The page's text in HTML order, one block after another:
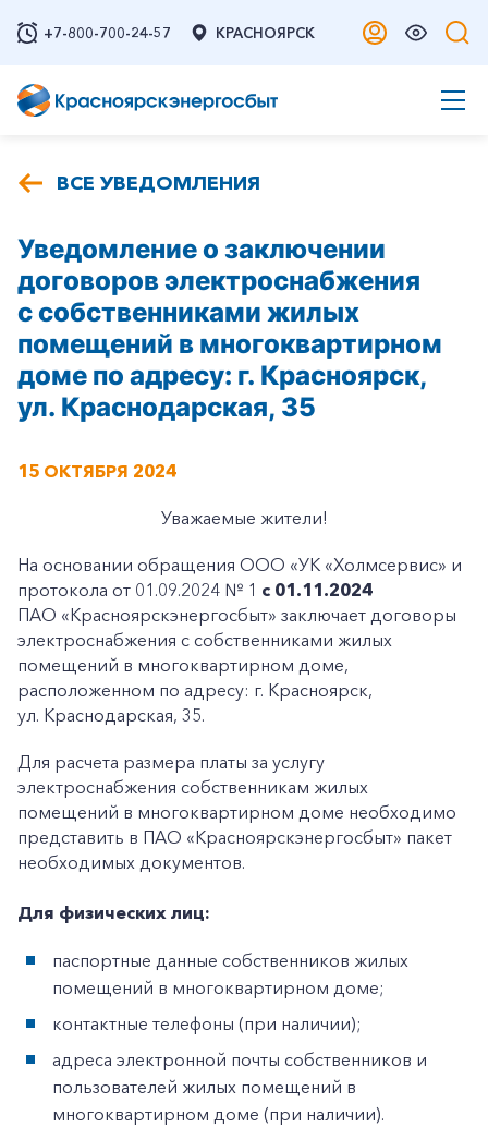
+7-800-700-24-57 КРАСНОЯРСК
ВСЕ УВЕДОМЛЕНИЯ
Уведомление о заключении
договоров электроснабжения
с собственниками жилых
помещений в многоквартирном
доме по адресу: г. Красноярск,
ул. Краснодарская, 35
15 ОКТЯБРЯ 2024
Уважаемые жители!
На основании обращения ООО «УК «Холмсервис» и
протокола от 01.09.2024 № 1 с 01.11.2024
ПАО «Красноярскэнергосбыт» заключает договоры
электроснабжения с собственниками жилых
помещений в многоквартирном доме,
расположенном по адресу: г. Красноярск,
ул. Краснодарская, 35.
Для расчета размера платы за услугу
электроснабжения собственникам жилых
помещений в многоквартирном доме необходимо
представить в ПАО «Красноярскэнергосбыт» пакет
необходимых документов.
Для физических лиц:
паспортные данные собственников жилых
помещений в многоквартирном доме;
контактные телефоны (при наличии);
адреса электронной почты собственников и
пользователей жилых помещений в
многоквартирном доме (при наличии).